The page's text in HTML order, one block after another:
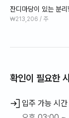
[해충 방역 안내]
- 매달 업체를 통한
공간이 제외될 경
역 협조를 부탁드립
잔디마당이 있는 분
#초가성비
₩213,206 / 주
확인이 필요한
입주 가능 시간